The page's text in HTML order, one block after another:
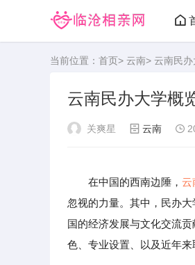
当前位置： 首页> 云南> 云南民
云南民办大学概
关爽星 云南
在中国的西南边陲， 云
忽视的力量。其中，民办
国的经济发展与文化交流
色、专业设置、以及近年来